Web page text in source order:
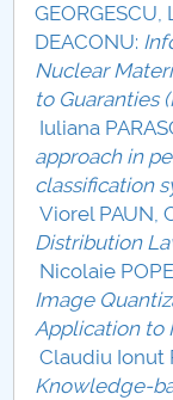
Accesibilitate
Raportul
privind
Parteneri CUP
Centrul de
Chestionar
CAR2026
DEACONU:
Nuclear
to Guaranties
Iuliana
approach in
classification
Viorel PAUN,
Distribution
Nicolaie
Image
Application to
Claudiu Ionut
Knowledge-